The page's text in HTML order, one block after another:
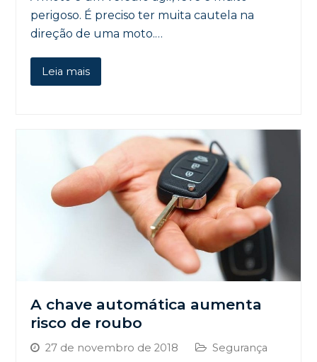
perigoso. É preciso ter muita cautela na
direção de uma moto.…
Leia mais
A chave automática aumenta
risco de roubo
27 de novembro de 2018 Segurança